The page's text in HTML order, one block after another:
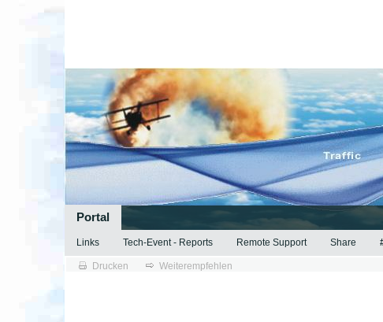
Portal
Links Tech-Event - Reports Remote Support Share
Drucken Weiterempfehlen